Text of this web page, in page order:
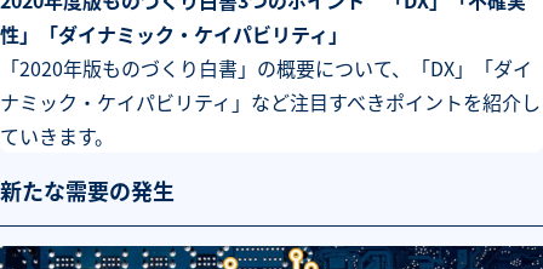
性」「ダイナミック・ケイパビリティ」
「2020年版ものづくり白書」の概要について、「DX」「ダイ
ナミック・ケイパビリティ」など注目すべきポイントを紹介し
ていきます。
新たな需要の発生